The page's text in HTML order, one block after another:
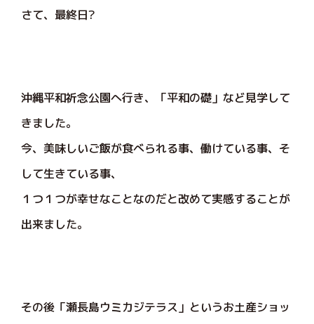
さて、最終日?
沖縄平和祈念公園へ行き、「平和の礎」など見学して
きました。
今、美味しいご飯が食べられる事、働けている事、そ
して生きている事、
１つ１つが幸せなことなのだと改めて実感することが
出来ました。
その後「瀬長島ウミカジテラス」というお土産ショッ